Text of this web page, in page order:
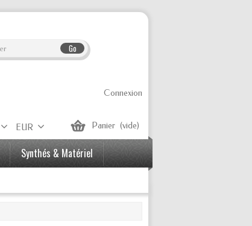
Go
Connexion
Panier (vide)
EUR
Synthés & Matériel